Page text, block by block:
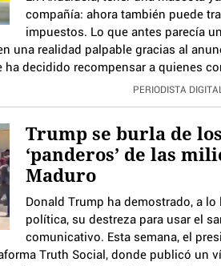
compañía: ahora también puede
impuestos. Lo que antes parecía
una realidad palpable gracias al
ha decidido recompensar a quienes
PERIODISTA
Trump se burla de
‘panderos’ de las
Maduro
Donald Trump ha demostrado, a
política, su destreza para usar el
comunicativo. Esta semana, el
Truth Social, donde publicó un